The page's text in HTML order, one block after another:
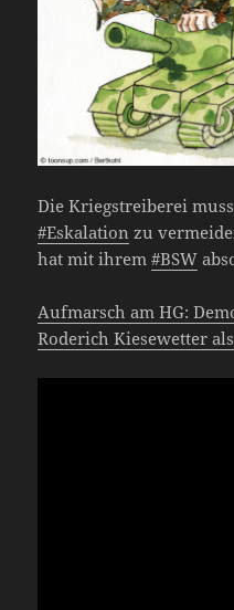
Die Kriegstreiberei
#Eskalation zu
hat mit ihrem#BSW
Aufmarsch am HG:
Roderich Kiesewetter